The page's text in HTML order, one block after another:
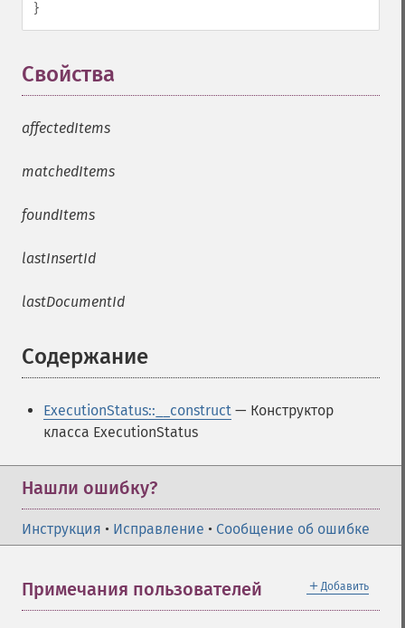
}
Свойства
affectedItems
matchedItems
foundItems
lastInsertId
lastDocumentId
Содержание
ExecutionStatus::__construct — Конструктор
класса ExecutionStatus
Нашли ошибку?
Инструкция • Исправление • Сообщение об ошибке
＋ Добавить
Примечания пользователей